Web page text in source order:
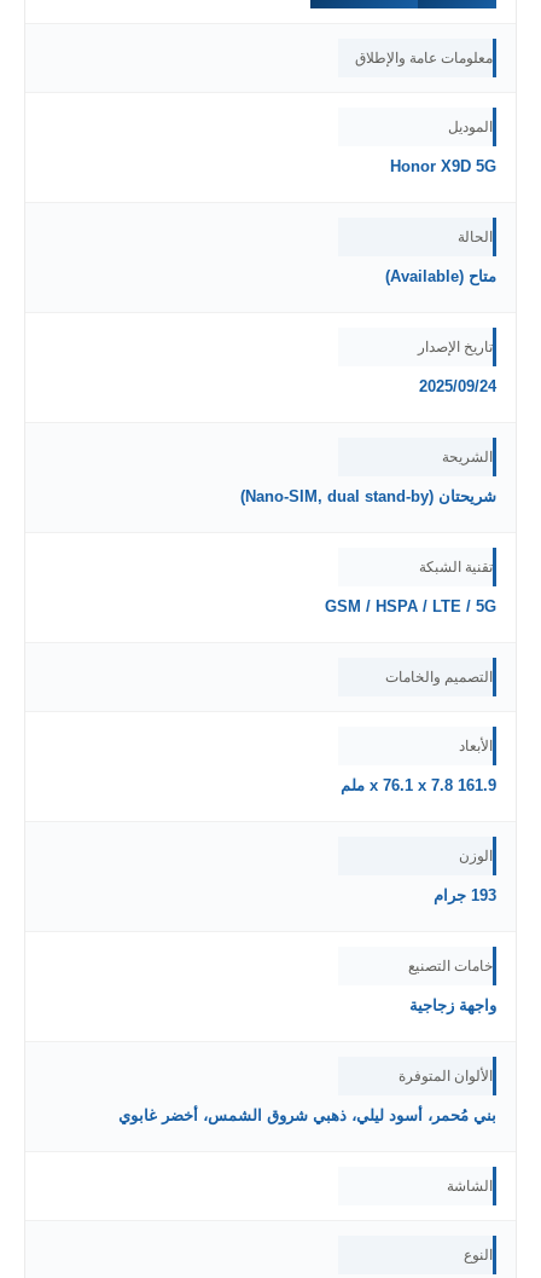
معلومات عامة والإطلاق
الموديل
Honor X9D 5G
الحالة
متاح (Available)
تاريخ الإصدار
2025/09/24
الشريحة
شريحتان (Nano-SIM, dual stand-by)
تقنية الشبكة
GSM / HSPA / LTE / 5G
التصميم والخامات
الأبعاد
161.9 x 76.1 x 7.8 ملم
الوزن
193 جرام
خامات التصنيع
واجهة زجاجية
الألوان المتوفرة
بني مُحمر، أسود ليلي، ذهبي شروق الشمس، أخضر غابوي
الشاشة
النوع